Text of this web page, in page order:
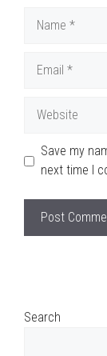
Save my
next time I
Search